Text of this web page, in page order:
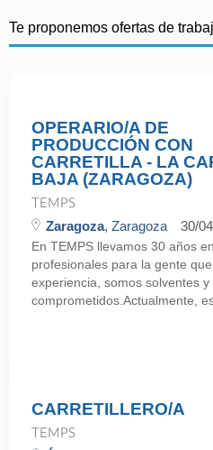
Te proponemos ofertas de
OPERARIO/A DE
PRODUCCIÓN CON
CARRETILLA - LA
BAJA (ZARAGOZA)
TEMPS
Zaragoza, Zaragoza 30/
En TEMPS llevamos 30 años
profesionales para la gente
experiencia, somos solventes y
comprometidos.Actualmente,
CARRETILLERO/A
TEMPS